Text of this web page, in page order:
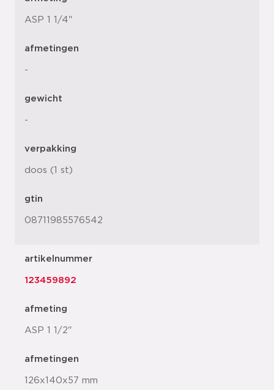
ASP 1 1/4"
afmetingen
-
gewicht
-
verpakking
doos (1 st)
gtin
08711985576542
artikelnummer
123459892
afmeting
ASP 1 1/2"
afmetingen
126x140x57 mm